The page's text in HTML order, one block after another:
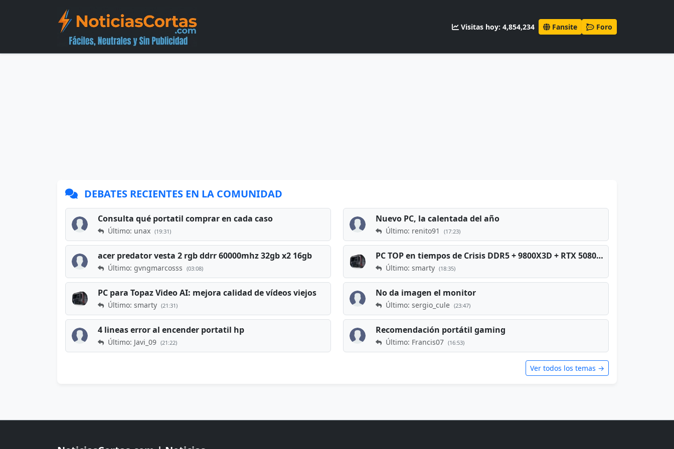
Visitas hoy: 4,854,234 Fansite Foro
DEBATES RECIENTES EN LA COMUNIDAD
Consulta qué portatil comprar en cada caso
Último: unax (19:31)
Nuevo PC, la calentada del año
Último: renito91 (17:23)
acer predator vesta 2 rgb ddrr 60000mhz 32gb x2 16gb
Último: gvngmarcosss (03:08)
PC TOP en tiempos de Crisis DDR5 + 9800X3D + RTX 5080 [2026][2400€]
Último: smarty (18:35)
PC para Topaz Video AI: mejora calidad de vídeos viejos
Último: smarty (21:31)
No da imagen el monitor
Último: sergio_cule (23:47)
4 lineas error al encender portatil hp
Último: Javi_09 (21:22)
Recomendación portátil gaming
Último: Francis07 (16:53)
Ver todos los temas →